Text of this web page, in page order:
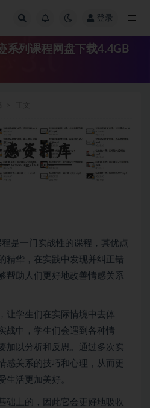
登录
系列课程网盘下载4.4GB
是一门实战性的课程，其优点
精华，在实践中发现并纠正错
帮助人们更好地改善情感关系
让学生们在实际情境中去体
战中，学生们会遇到各种情
加以分析和反思。通过多次实
感关系的技巧和心理，从而更
生活更加美好。
础上的，因此它会更好地吸收